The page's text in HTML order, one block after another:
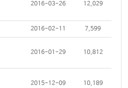
2016-03-26 12,029
2016-02-11 7,599
2016-01-29 10,812
2015-12-09 10,189